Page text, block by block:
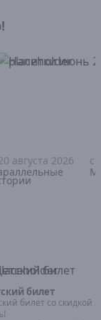
18+августа 2026
с
билет
билет со скидкой